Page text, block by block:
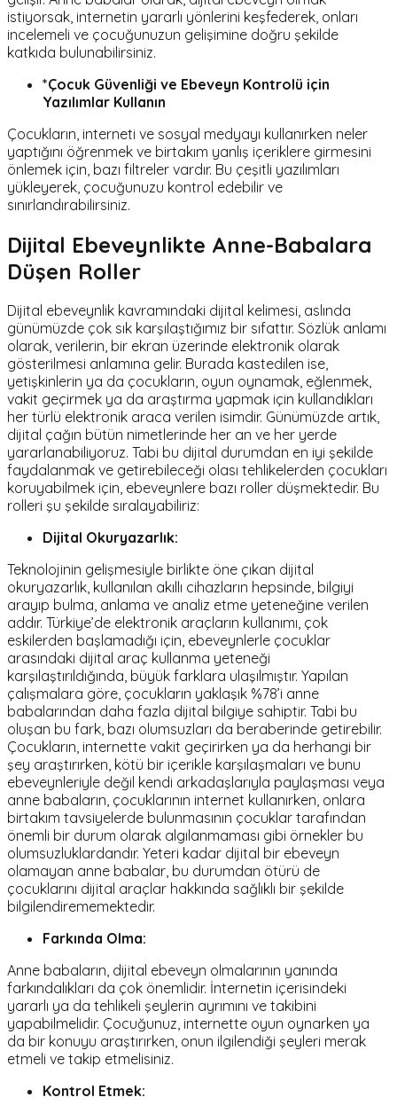
istiyorsak, internetin yararlı yönlerini keşfederek, onları
incelemeli ve çocuğunuzun gelişimine doğru şekilde
katkıda bulunabilirsiniz.
*Çocuk Güvenliği ve Ebeveyn Kontrolü için
Yazılımlar Kullanın
Çocukların, interneti ve sosyal medyayı kullanırken neler
yaptığını öğrenmek ve birtakım yanlış içeriklere girmesini
önlemek için, bazı filtreler vardır. Bu çeşitli yazılımları
yükleyerek, çocuğunuzu kontrol edebilir ve
sınırlandırabilirsiniz.
Dijital Ebeveynlikte Anne-Babalara
Düşen Roller
Dijital ebeveynlik kavramındaki dijital kelimesi, aslında
günümüzde çok sık karşılaştığımız bir sıfattır. Sözlük anlamı
olarak, verilerin, bir ekran üzerinde elektronik olarak
gösterilmesi anlamına gelir. Burada kastedilen ise,
yetişkinlerin ya da çocukların, oyun oynamak, eğlenmek,
vakit geçirmek ya da araştırma yapmak için kullandıkları
her türlü elektronik araca verilen isimdir. Günümüzde artık,
dijital çağın bütün nimetlerinde her an ve her yerde
yararlanabiliyoruz. Tabi bu dijital durumdan en iyi şekilde
faydalanmak ve getirebileceği olası tehlikelerden çocukları
koruyabilmek için, ebeveynlere bazı roller düşmektedir. Bu
rolleri şu şekilde sıralayabiliriz:
Dijital Okuryazarlık:
Teknolojinin gelişmesiyle birlikte öne çıkan dijital
okuryazarlık, kullanılan akıllı cihazların hepsinde, bilgiyi
arayıp bulma, anlama ve analiz etme yeteneğine verilen
addır. Türkiye’de elektronik araçların kullanımı, çok
eskilerden başlamadığı için, ebeveynlerle çocuklar
arasındaki dijital araç kullanma yeteneği
karşılaştırıldığında, büyük farklara ulaşılmıştır. Yapılan
çalışmalara göre, çocukların yaklaşık %78’i anne
babalarından daha fazla dijital bilgiye sahiptir. Tabi bu
oluşan bu fark, bazı olumsuzları da beraberinde getirebilir.
Çocukların, internette vakit geçirirken ya da herhangi bir
şey araştırırken, kötü bir içerikle karşılaşmaları ve bunu
ebeveynleriyle değil kendi arkadaşlarıyla paylaşması veya
anne babaların, çocuklarının internet kullanırken, onlara
birtakım tavsiyelerde bulunmasının çocuklar tarafından
önemli bir durum olarak algılanmaması gibi örnekler bu
olumsuzluklardandır. Yeteri kadar dijital bir ebeveyn
olamayan anne babalar, bu durumdan ötürü de
çocuklarını dijital araçlar hakkında sağlıklı bir şekilde
bilgilendirememektedir.
Farkında Olma:
Anne babaların, dijital ebeveyn olmalarının yanında
farkındalıkları da çok önemlidir. İnternetin içerisindeki
yararlı ya da tehlikeli şeylerin ayrımını ve takibini
yapabilmelidir. Çocuğunuz, internette oyun oynarken ya
da bir konuyu araştırırken, onun ilgilendiği şeyleri merak
etmeli ve takip etmelisiniz.
Kontrol Etmek: